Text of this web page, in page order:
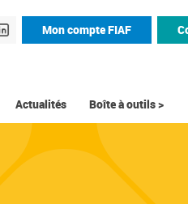
Mon compte FIAF
Actualités Boîte à outils >